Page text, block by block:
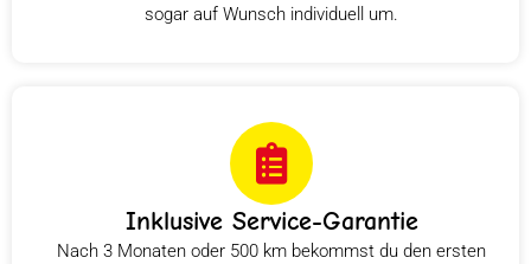
sogar auf Wunsch individuell um.
Inklusive Service-Garantie
Nach 3 Monaten oder 500 km bekommst du den ersten